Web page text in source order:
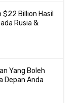
$22 Billion Hasil
Rusia &
Yang Boleh
Depan Anda